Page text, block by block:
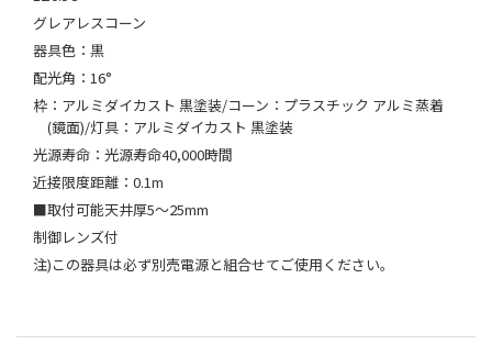
グレアレスコーン
器具色：黒
配光角：16°
枠：アルミダイカスト 黒塗装/コーン：プラスチック アルミ蒸着
(鏡面)/灯具：アルミダイカスト 黒塗装
光源寿命：光源寿命40,000時間
近接限度距離：0.1m
■取付可能天井厚5～25mm
制御レンズ付
注)この器具は必ず別売電源と組合せてご使用ください。